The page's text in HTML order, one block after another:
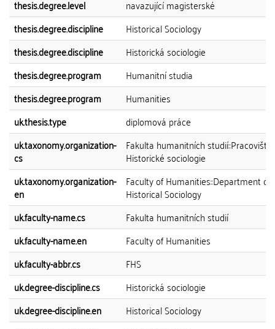
thesis.degree.level
navazující magisterské
thesis.degree.discipline
Historical Sociology
thesis.degree.discipline
Historická sociologie
thesis.degree.program
Humanitní studia
thesis.degree.program
Humanities
uk.thesis.type
diplomová práce
uk.taxonomy.organization-
cs
Fakulta humanitních studií::Pracoviště
Historické sociologie
uk.taxonomy.organization-
en
Faculty of Humanities::Department of
Historical Sociology
uk.faculty-name.cs
Fakulta humanitních studií
uk.faculty-name.en
Faculty of Humanities
uk.faculty-abbr.cs
FHS
uk.degree-discipline.cs
Historická sociologie
uk.degree-discipline.en
Historical Sociology